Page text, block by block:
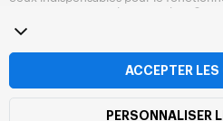
conservons votre choix pendant 6
consentement à tout moment en
autres traceurs
accepter le dépôt de cookies ou
obstacle à l’accès aux services
d’informations, nous vous invitons à
autres traceurs.
ACCEPTER
PERSONNALISER